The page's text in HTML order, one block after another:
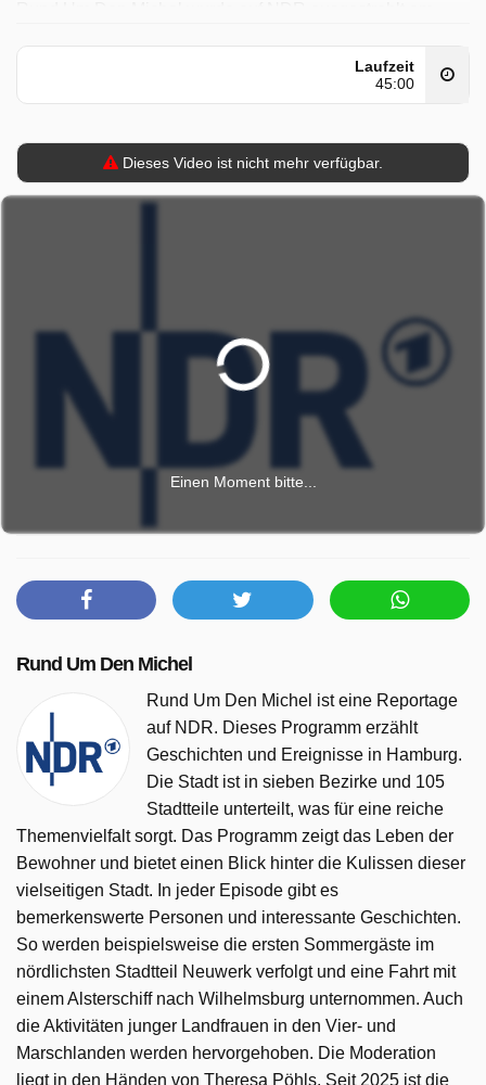
Laufzeit
45:00
Dieses Video ist nicht mehr verfügbar.
Einen Moment bitte...
Rund Um Den Michel
Rund Um Den Michel ist eine Reportage
auf NDR. Dieses Programm erzählt
Geschichten und Ereignisse in Hamburg.
Die Stadt ist in sieben Bezirke und 105
Stadtteile unterteilt, was für eine reiche
Themenvielfalt sorgt. Das Programm zeigt das Leben der
Bewohner und bietet einen Blick hinter die Kulissen dieser
vielseitigen Stadt. In jeder Episode gibt es
bemerkenswerte Personen und interessante Geschichten.
So werden beispielsweise die ersten Sommergäste im
nördlichsten Stadtteil Neuwerk verfolgt und eine Fahrt mit
einem Alsterschiff nach Wilhelmsburg unternommen. Auch
die Aktivitäten junger Landfrauen in den Vier- und
Marschlanden werden hervorgehoben. Die Moderation
liegt in den Händen von Theresa Pöhls. Seit 2025 ist die